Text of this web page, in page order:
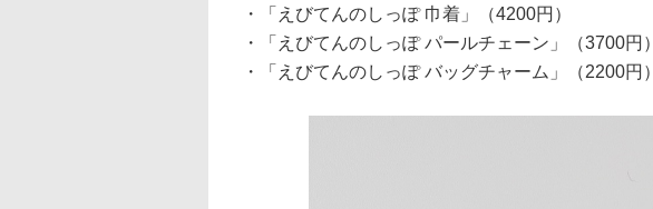
・「えびてんのしっぽ 巾着」（4200円）
・「えびてんのしっぽ パールチェーン」（3700円）
・「えびてんのしっぽ バッグチャーム」（2200円）